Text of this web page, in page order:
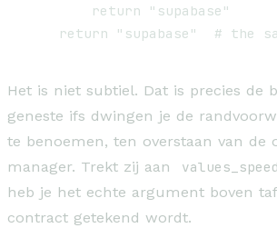
        return "supabase"
Het is niet subtiel. Dat is precies de
geneste ifs dwingen je de
te benoemen, ten overstaan van de
manager. Trekt zij aan
heb je het echte argument boven
contract getekend wordt.